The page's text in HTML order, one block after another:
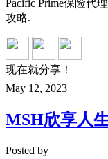
Pacific Prime保险代
攻略.
现在就分享！
May 12, 2023
MSH欣享人
Posted by